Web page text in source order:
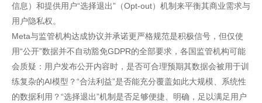
信息）和提供用户“选择退出”（Opt-out）机制来平衡其商业需求与
用户隐私权。
Meta与监管机构达成协议并承诺更严格规范是积极信号，但仅使
用“公开”数据并不自动豁免GDPR的全部要求，各国监管机构可能
会质疑：用户发布公开内容时，是否可合理预期其数据会被用于训
练复杂的AI模型？“合法利益”是否能充分覆盖如此大规模、系统性
的数据利用？“选择退出”机制是否足够便捷、明确，足以满足用户